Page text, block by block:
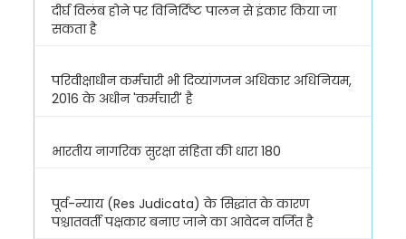
दीर्घ विलंब होने पर विनिर्दिष्ट पालन से इंकार किया जा
सकता है
परिवीक्षाधीन कर्मचारी भी दिव्यांगजन अधिकार अधिनियम,
2016 के अधीन 'कर्मचारी' है
भारतीय नागरिक सुरक्षा संहिता की धारा 180
पूर्व-न्याय (Res Judicata) के सिद्धांत के कारण
पश्चातवर्ती पक्षकार बनाए जाने का आवेदन वर्जित है